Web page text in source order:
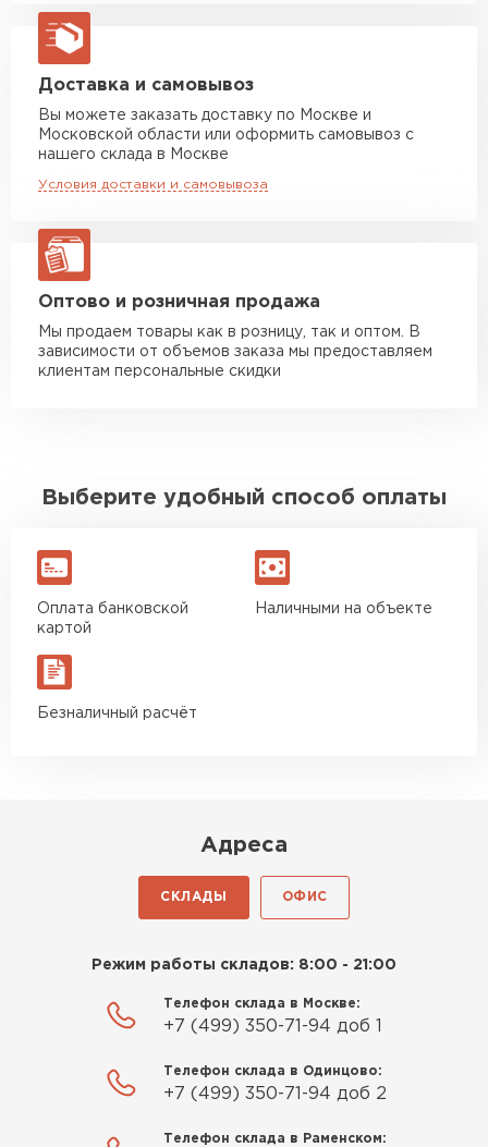
Машина до 20 тн до 80 м3
макс. длина груза 13,5 м
Манипулятор до 5 тн
Манипулятор до 10 тн
макс. длина груза 8 м
макс. длина груза 13,5 м
ЗАКАЗАТЬ С ДОСТАВКОЙ
Доставка и самовывоз
Вы можете заказать доставку по Москве и
Московской области или оформить самовывоз с
нашего склада в Москве
Условия доставки и самовывоза
Оптово и розничная продажа
Мы продаем товары как в розницу, так и оптом. В
зависимости от объемов заказа мы предоставляем
клиентам персональные скидки
Выберите удобный способ оплаты
Оплата банковской
картой
Наличными на объекте
Безналичный расчёт
Адреса
СКЛАДЫ ОФИС
Режим работы складов: 8:00 - 21:00
Телефон склада в Москве:
+7 (499) 350-71-94 доб 1
Телефон склада в Одинцово:
+7 (499) 350-71-94 доб 2
Телефон склада в Раменском: